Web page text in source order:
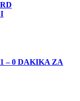
– 0 DAKIKA ZA